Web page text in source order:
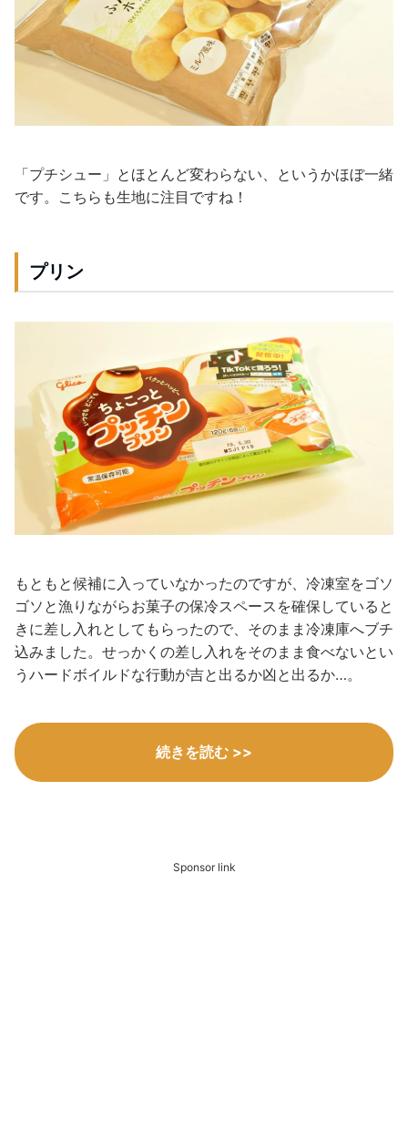
「プチシュー」とほとんど変わらない、というかほぼ一緒
です。こちらも生地に注目ですね！
プリン
もともと候補に入っていなかったのですが、冷凍室をゴソ
ゴソと漁りながらお菓子の保冷スペースを確保していると
きに差し入れとしてもらったので、そのまま冷凍庫へブチ
込みました。せっかくの差し入れをそのまま食べないとい
うハードボイルドな行動が吉と出るか凶と出るか…。
続きを読む >>
Sponsor link